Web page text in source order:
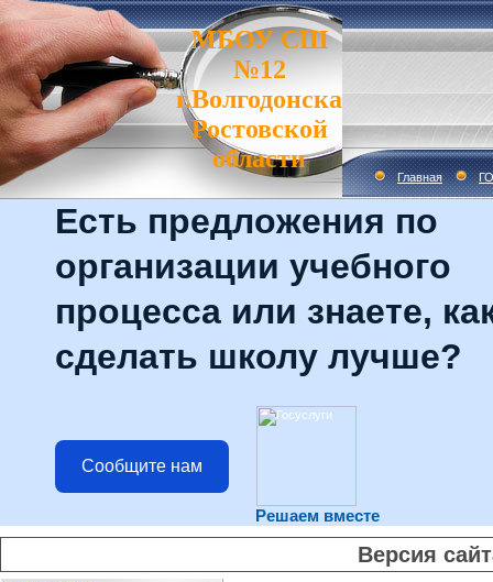
МБОУ СШ
№12
г.Волгодонска
Ростовской
области
Главная
Есть предложения по
организации учебного
процесса или знаете,
сделать школу лучше?
Сообщите нам
Решаем вместе
Версия